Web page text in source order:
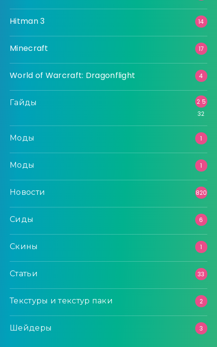
Hitman 3 14
Minecraft 17
World of Warcraft: Dragonflight 4
Гайды
2 5
32
Моды 1
Моды 1
Новости 820
Сиды 6
Скины 1
Статьи 33
Текстуры и текстур паки 2
Шейдеры 3